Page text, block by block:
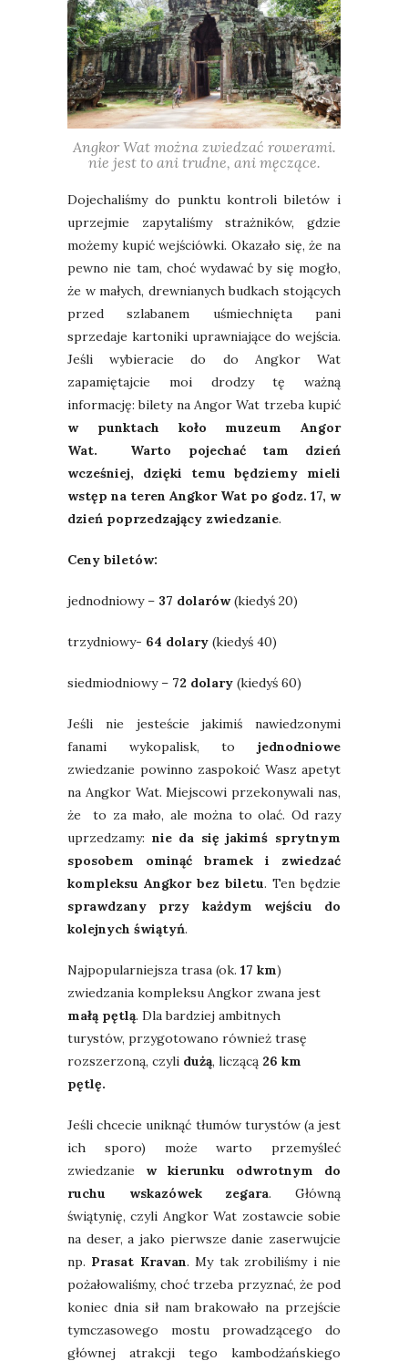
Angkor Wat można zwiedzać rowerami.
nie jest to ani trudne, ani męczące.
Dojechaliśmy do punktu kontroli biletów i
uprzejmie zapytaliśmy strażników, gdzie
możemy kupić wejściówki. Okazało się, że na
pewno nie tam, choć wydawać by się mogło,
że w małych, drewnianych budkach stojących
przed szlabanem uśmiechnięta pani
sprzedaje kartoniki uprawniające do wejścia.
Jeśli wybieracie do do Angkor Wat
zapamiętajcie moi drodzy tę ważną
informację: bilety na Angor Wat trzeba kupić
w punktach koło muzeum Angor
Wat. Warto pojechać tam dzień
wcześniej, dzięki temu będziemy mieli
wstęp na teren Angkor Wat po godz. 17, w
dzień poprzedzający zwiedzanie.
Ceny biletów:
jednodniowy – 37 dolarów(kiedyś 20)
trzydniowy- 64 dolary (kiedyś 40)
siedmiodniowy – 72 dolary (kiedyś 60)
Jeśli nie jesteście jakimiś nawiedzonymi
fanami wykopalisk, to jednodniowe
zwiedzanie powinno zaspokoić Wasz apetyt
na Angkor Wat. Miejscowi przekonywali nas,
że to za mało, ale można to olać. Od razy
uprzedzamy: nie da się jakimś sprytnym
sposobem ominąć bramek i zwiedzać
kompleksu Angkor bez biletu. Ten będzie
sprawdzany przy każdym wejściu do
kolejnych świątyń.
Najpopularniejsza trasa (ok. 17 km)
zwiedzania kompleksu Angkor zwana jest
małą pętlą. Dla bardziej ambitnych
turystów, przygotowano również trasę
rozszerzoną, czyli dużą, liczącą 26 km
pętlę.
Jeśli chcecie uniknąć tłumów turystów (a jest
ich sporo) może warto przemyśleć
zwiedzanie w kierunku odwrotnym do
ruchu wskazówek zegara. Główną
świątynię, czyli Angkor Wat zostawcie sobie
na deser, a jako pierwsze danie zaserwujcie
np. Prasat Kravan. My tak zrobiliśmy i nie
pożałowaliśmy, choć trzeba przyznać, że pod
koniec dnia sił nam brakowało na przejście
tymczasowego mostu prowadzącego do
głównej atrakcji tego kambodżańskiego